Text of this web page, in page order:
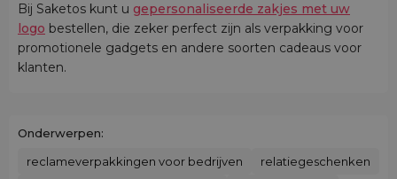
Bij Saketos kunt u gepersonaliseerde zakjes met uw
logo bestellen, die zeker perfect zijn als verpakking voor
promotionele gadgets en andere soorten cadeaus voor
klanten.
Onderwerpen:
reclameverpakkingen voor bedrijven
relatiegeschenken